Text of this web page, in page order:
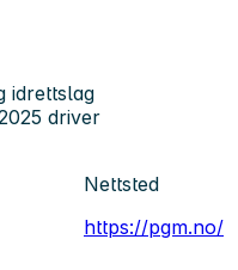
idrettslag
driver
Nettsted
https://pgm.no/